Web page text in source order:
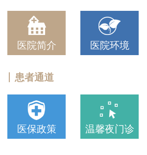
医院简介 医院环境
患者通道
医保政策 温馨夜门诊